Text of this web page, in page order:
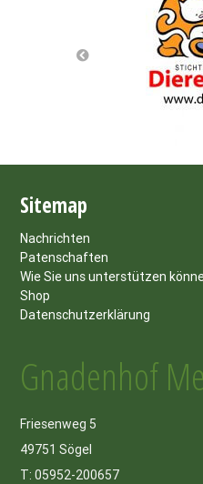
Sitemap
Nachrichten
Patenschaften
Wie Sie uns unterstützen
Shop
Datenschutzerklärung
Gnadenhof
Friesenweg 5
49751 Sögel
T: 05952-200657